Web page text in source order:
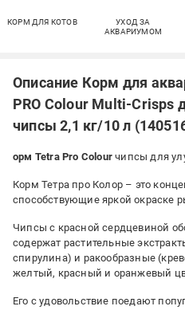
КОРМ ДЛЯ КОТОВ
УХОД ЗА
АКВАРИУМОМ
Описание Корм для
PRO Colour Multi-Crisps
чипсы 2,1 кг/10 л
орм Tetra Pro Colour чипсы для
Корм Тетра про Колор – это
способствующие яркой окраске
Чипсы с красной сердцевиной
содержат растительные
спирулина) и ракообразные
желтый, красный и оранжевый
Его с удовольствие поедают